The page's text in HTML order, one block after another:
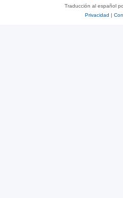
Traducción al español
Privacidad |